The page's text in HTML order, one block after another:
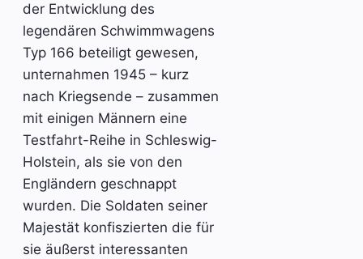
der Entwicklung des
legendären Schwimmwagens
Typ 166 beteiligt gewesen,
unternahmen 1945 – kurz
nach Kriegsende – zusammen
mit einigen Männern eine
Testfahrt-Reihe in Schleswig-
Holstein, als sie von den
Engländern geschnappt
wurden. Die Soldaten seiner
Majestät konfiszierten die für
sie äußerst interessanten